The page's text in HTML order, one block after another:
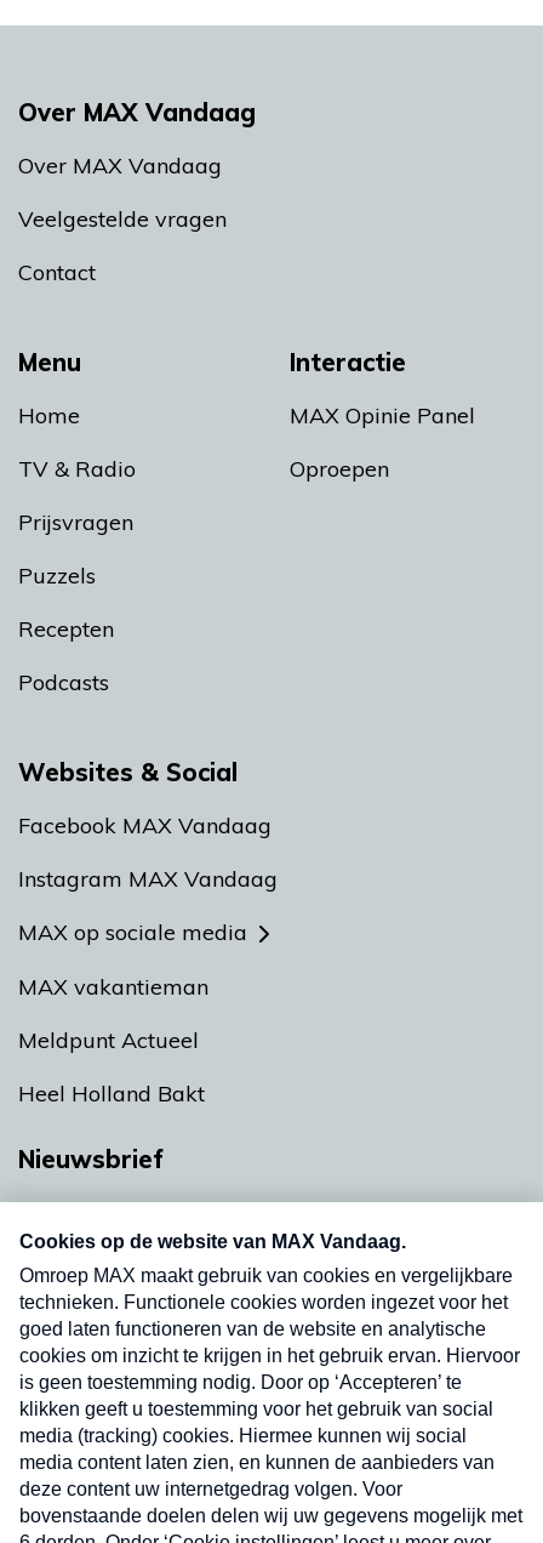
Menu
Home
TV & Radio
Prijsvragen
Puzzels
Recepten
Podcasts
Interactie
MAX Opinie Panel
Oproepen
Over MAX Vandaag
Over MAX Vandaag
Veelgestelde vragen
Contact
Websites & Social
Facebook MAX Vandaag
Instagram MAX Vandaag
MAX op sociale media
MAX vakantieman
Meldpunt Actueel
Heel Holland Bakt
Nieuwsbrief
nieuwsbrief. Elke vrijdag- en dinsdagochtend in
uw mailbox.
Verzend